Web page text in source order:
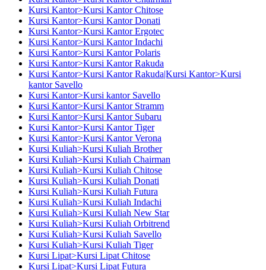
Kursi Kantor>Kursi Kantor Chitose
Kursi Kantor>Kursi Kantor Donati
Kursi Kantor>Kursi Kantor Ergotec
Kursi Kantor>Kursi Kantor Indachi
Kursi Kantor>Kursi Kantor Polaris
Kursi Kantor>Kursi Kantor Rakuda
Kursi Kantor>Kursi Kantor Rakuda|Kursi Kantor>Kursi
kantor Savello
Kursi Kantor>Kursi kantor Savello
Kursi Kantor>Kursi Kantor Stramm
Kursi Kantor>Kursi Kantor Subaru
Kursi Kantor>Kursi Kantor Tiger
Kursi Kantor>Kursi Kantor Verona
Kursi Kuliah>Kursi Kuliah Brother
Kursi Kuliah>Kursi Kuliah Chairman
Kursi Kuliah>Kursi Kuliah Chitose
Kursi Kuliah>Kursi Kuliah Donati
Kursi Kuliah>Kursi Kuliah Futura
Kursi Kuliah>Kursi Kuliah Indachi
Kursi Kuliah>Kursi Kuliah New Star
Kursi Kuliah>Kursi Kuliah Orbitrend
Kursi Kuliah>Kursi Kuliah Savello
Kursi Kuliah>Kursi Kuliah Tiger
Kursi Lipat>Kursi Lipat Chitose
Kursi Lipat>Kursi Lipat Futura